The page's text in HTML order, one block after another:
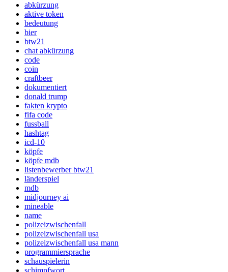
abkürzung
aktive token
bedeutung
bier
btw21
chat abkürzung
code
coin
craftbeer
dokumentiert
donald trump
fakten krypto
fifa code
fussball
hashtag
icd-10
köpfe
köpfe mdb
listenbewerber btw21
länderspiel
mdb
midjourney ai
mineable
name
polizeizwischenfall
polizeizwischenfall usa
polizeizwischenfall usa mann
programmiersprache
schauspielerin